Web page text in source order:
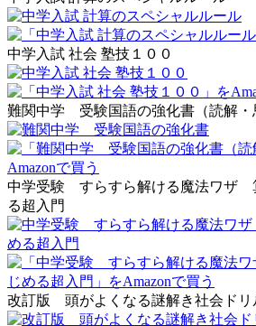
中学入試 社会 塾技１００
難関中学 受験国語の強化書（読解・
中学受験 すらすら解ける魔法ワザ
る超入門
改訂版 頭がよくなる謎解き社会ドリ